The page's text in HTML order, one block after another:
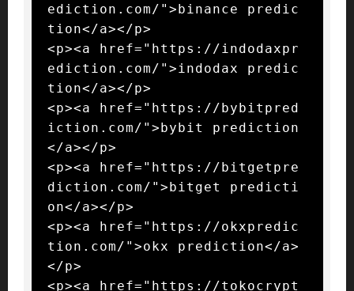
ediction.com/">binance predic
tion</a></p>
<p><a href="https://indodaxpr
ediction.com/">indodax predic
tion</a></p>
<p><a href="https://bybitpred
iction.com/">bybit prediction
</a></p>
<p><a href="https://bitgetpre
diction.com/">bitget predicti
on</a></p>
<p><a href="https://okxpredic
tion.com/">okx prediction</a>
</p>
<p><a href="https://tokocrypt